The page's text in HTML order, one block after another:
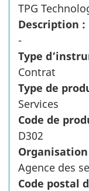
TPG
Description :
-
Type
Contrat
Type de
Services
Code de
D302
Agence des
Code postal